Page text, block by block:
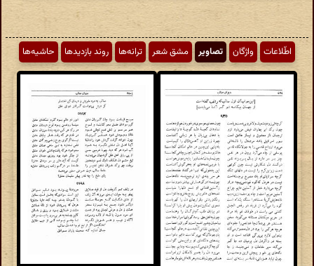
اطّلاعات واژگان تصاویر مشق شعر ترانه‌ها روند بازدیدها حاشیه‌ها